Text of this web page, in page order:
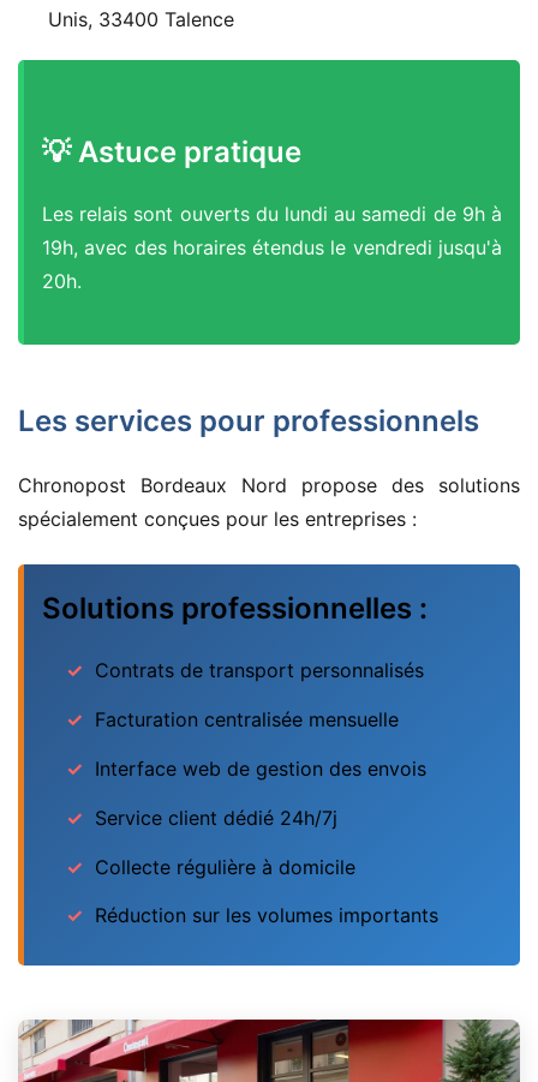
Unis, 33400 Talence
💡 Astuce pratique
Les relais sont ouverts du lundi au samedi de 9h à
19h, avec des horaires étendus le vendredi jusqu'à
20h.
Les services pour professionnels
Chronopost Bordeaux Nord propose des solutions
spécialement conçues pour les entreprises :
Solutions professionnelles :
Contrats de transport personnalisés
Facturation centralisée mensuelle
Interface web de gestion des envois
Service client dédié 24h/7j
Collecte régulière à domicile
Réduction sur les volumes importants